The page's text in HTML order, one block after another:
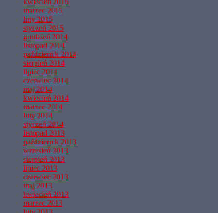
kwiecień 2015
marzec 2015
luty 2015
styczeń 2015
grudzień 2014
listopad 2014
październik 2014
sierpień 2014
lipiec 2014
czerwiec 2014
maj 2014
kwiecień 2014
marzec 2014
luty 2014
styczeń 2014
listopad 2013
październik 2013
wrzesień 2013
sierpień 2013
lipiec 2013
czerwiec 2013
maj 2013
kwiecień 2013
marzec 2013